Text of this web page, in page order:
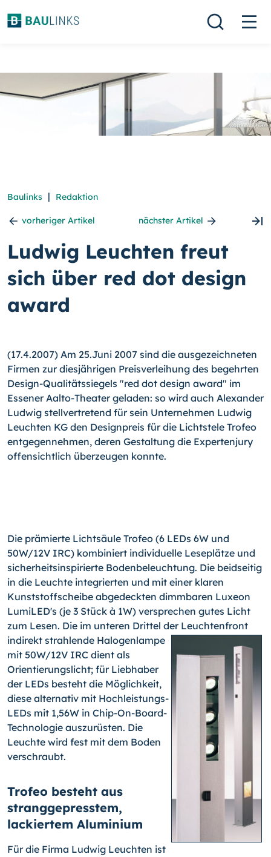
Baulinks | Redaktion
vorheriger Artikel nächster Artikel
Ludwig Leuchten freut
sich über red dot design
award
(17.4.2007) Am 25.Juni 2007 sind die ausgezeichneten
Firmen zur diesjährigen Preisverleihung des begehrten
Design-Qualitätssiegels "red dot design award" im
Essener Aalto-Theater geladen: so wird auch Alexander
Ludwig stellvertretend für sein Unternehmen Ludwig
Leuchten KG den Designpreis für die Lichtstele Trofeo
entgegennehmen, deren Gestaltung die Expertenjury
offensichtlich überzeugen konnte.
Die prämierte Lichtsäule Trofeo (6 LEDs 6W und
50W/12V IRC) kombiniert individuelle Leseplätze und
sicherheitsinspirierte Bodenbeleuchtung. Die beidseitig
in die Leuchte integrierten und mit einer klaren
Kunststoffscheibe abgedeckten dimmbaren Luxeon
LumiLED's (je 3 Stück à 1W) versprechen gutes Licht
zum Lesen. Die im unteren Drittel der Leuchtenfront
indirekt strahlende Halogenlampe
mit 50W/12V IRC dient als
Orientierungslicht; für Liebhaber
der LEDs besteht die Möglichkeit,
diese alternativ mit Hochleistungs-
LEDs mit 1,56W in Chip-On-Board-
Technologie auszurüsten. Die
Leuchte wird fest mit dem Boden
verschraubt.
Trofeo besteht aus
stranggepresstem,
lackiertem Aluminium
Für die Firma Ludwig Leuchten ist